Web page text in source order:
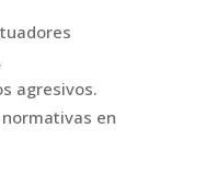
agresivos.
en